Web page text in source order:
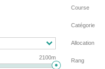
2100m
Course
Catégorie
Allocation
Rang